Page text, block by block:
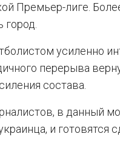
Премьер-лиге.
усиленно
перерыва
состава.
в данный
и